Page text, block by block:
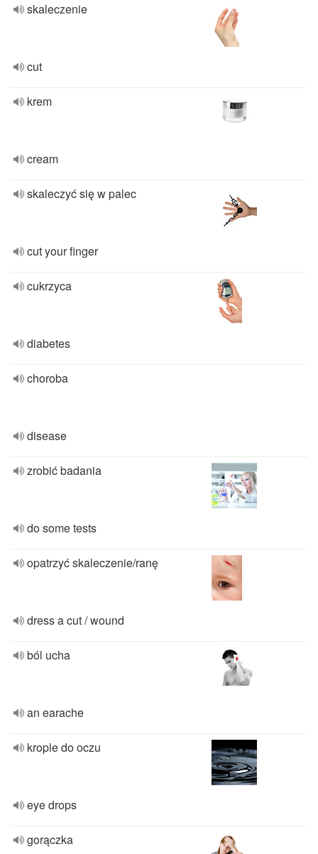
skaleczenie
cut
krem
cream
skaleczyć się w palec
cut your finger
cukrzyca
diabetes
choroba
disease
zrobić badania
do some tests
opatrzyć skaleczenie/ranę
dress a cut / wound
ból ucha
an earache
krople do oczu
eye drops
gorączka